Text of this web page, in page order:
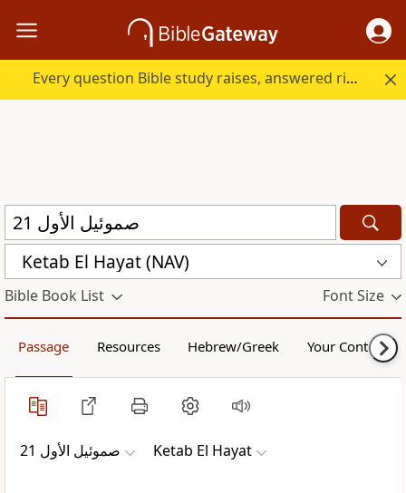
Every question Bible study raises, answered right here.
Ketab El Hayat (NAV)
Bible Book List Font Size
Passage Resources Hebrew/Greek Your Content
ﺻﻤﻮﺋﻴﻞ ﺍﻷﻭﻝ 21 Ketab El Hayat